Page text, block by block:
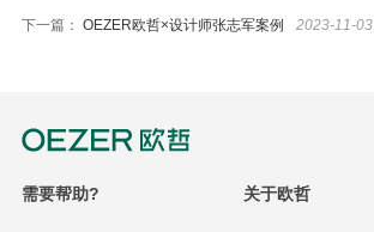
图文
关于欧哲
下一篇： OEZER欧哲×设计师张志军案例 2023-11-03
需要帮助? 关于欧哲